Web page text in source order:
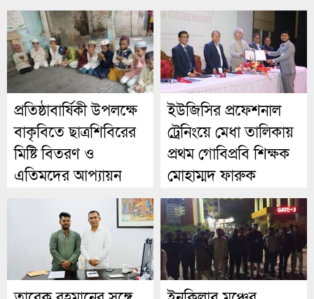
প্রতিষ্ঠাবার্ষিকী উপলক্ষে
বাকৃবিতে ছাত্রশিবিরের
মিষ্টি বিতরণ ও
এতিমদের আপ্যায়ন
ইউজিসির প্রফেশনাল
ট্রেনিংয়ে মেধা তালিকায়
প্রথম গোবিপ্রবি শিক্ষক
মোহাম্মদ ফারুক